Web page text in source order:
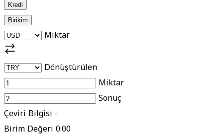
Kredi
Birikim
Miktar
Dönüştürülen
Miktar
Sonuç
Çeviri Bilgisi -
Birim Değeri0.00